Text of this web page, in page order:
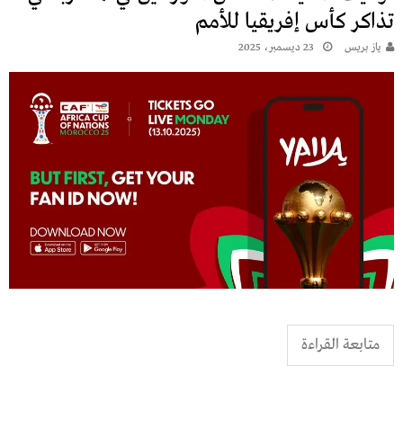
تذاكر كأس إفريقيا للأمم
يـاز بريـس 23 ديسمبر، 2025
متابعة القراءة